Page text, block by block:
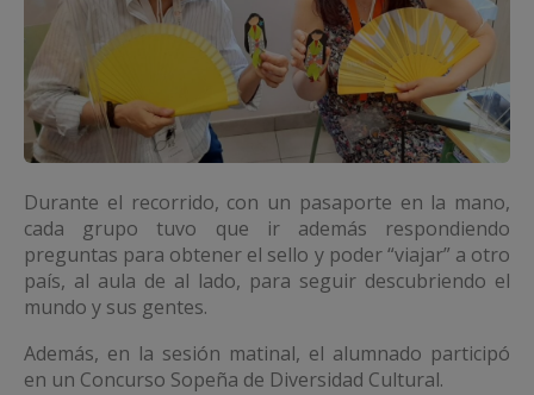
Durante el recorrido, con un pasaporte en la mano,
cada grupo tuvo que ir además respondiendo
preguntas para obtener el sello y poder “viajar” a otro
país, al aula de al lado, para seguir descubriendo el
mundo y sus gentes.
Además, en la sesión matinal, el alumnado participó
en un Concurso Sopeña de Diversidad Cultural.